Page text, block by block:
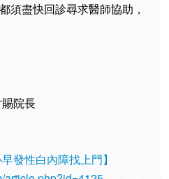
須盡快回診尋求醫師協助，
院長
發性白內障找上門】